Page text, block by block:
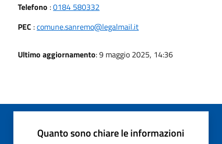
Telefono :0184 580332
PEC :comune.sanremo@legalmail.it
Ultimo aggiornamento: 9 maggio 2025, 14:36
Quanto sono chiare le informazioni